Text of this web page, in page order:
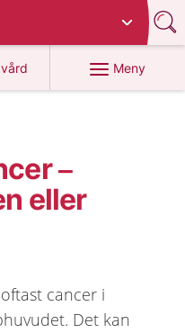
Meny
–
eller
cancer i
Det kan